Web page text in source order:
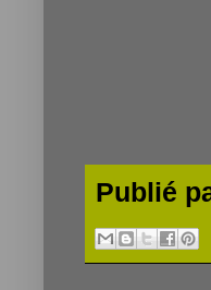
Publié